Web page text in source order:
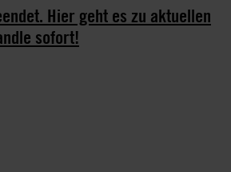
Hier geht es zu aktuellen
sofort!